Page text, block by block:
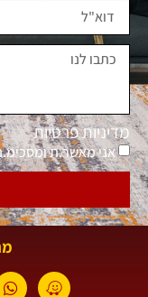
מדיניות פרטיות
אני מאשר.ת